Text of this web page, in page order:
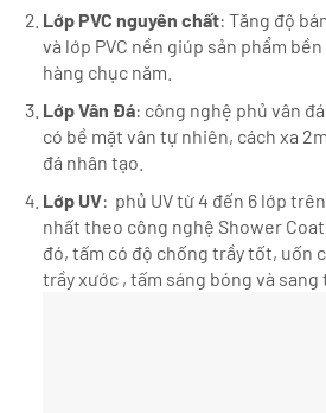
Lớp PVC nguyên chất: Tăng độ
và lớp PVC nền giúp sản phẩm
hàng chục năm.
Lớp Vân Đá: công nghệ phủ vân
có bề mặt vân tự nhiên, cách xa
đá nhân tạo.
Lớp UV: phủ UV từ 4 đến 6 lớp
nhất theo công nghệ Shower
đó, tấm có độ chống trầy tốt, uốn
trầy xước , tấm sáng bóng và sang